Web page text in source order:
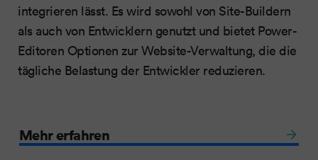
integrieren lässt. Es wird sowohl von Site-Buildern
als auch von Entwicklern genutzt und bietet Power-
Editoren Optionen zur Website-Verwaltung, die die
tägliche Belastung der Entwickler reduzieren.
Mehr erfahren